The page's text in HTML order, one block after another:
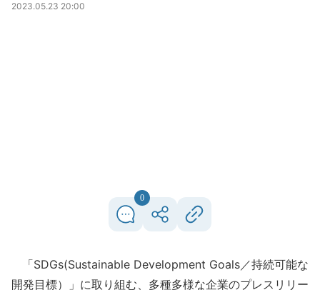
2023.05.23 20:00
0
「SDGs(Sustainable Development Goals／持続可能な
開発目標）」に取り組む、多種多様な企業のプレスリリー